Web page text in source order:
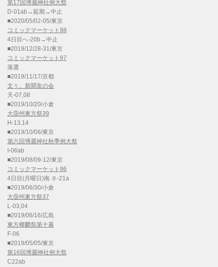
第17回博麗神社例大祭
D-01ab→延期→中止
■2020/05/02-05/東京
コミックマーケット98
4日目へ-20b→中止
■2019/12/28-31/東京
コミックマーケット97
落選
■2019/11/17/京都
文々。新聞友の会
天-07,08
■2019/10/20/小倉
大⑨州東方祭39
H-13,14
■2019/10/06/東京
第六回博麗神社秋季例大祭
I-06ab
■2019/08/09-12/東京
コミックマーケット96
4日目(月曜日)南 ネ-21a
■2019/06/30/小倉
大⑨州東方祭37
L-03,04
■2019/06/16/広島
東方椰麟祭第十幕
F-06
■2019/05/05/東京
第16回博麗神社例大祭
C22ab